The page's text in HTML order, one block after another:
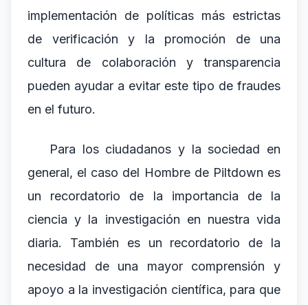
implementación de políticas más estrictas
de verificación y la promoción de una
cultura de colaboración y transparencia
pueden ayudar a evitar este tipo de fraudes
en el futuro.
Para los ciudadanos y la sociedad en
general, el caso del Hombre de Piltdown es
un recordatorio de la importancia de la
ciencia y la investigación en nuestra vida
diaria. También es un recordatorio de la
necesidad de una mayor comprensión y
apoyo a la investigación científica, para que